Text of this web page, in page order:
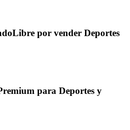
por vender Deportes
para Deportes y